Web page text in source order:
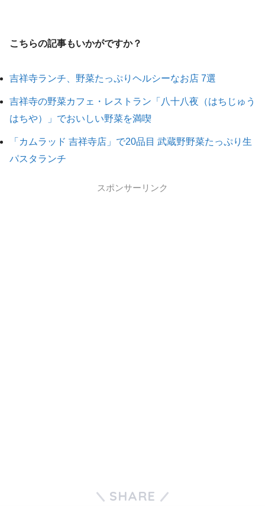
こちらの記事もいかがですか？
吉祥寺ランチ、野菜たっぷりヘルシーなお店 7選
吉祥寺の野菜カフェ・レストラン「八十八夜（はちじゅう
はちや）」でおいしい野菜を満喫
「カムラッド 吉祥寺店」で20品目 武蔵野野菜たっぷり生
パスタランチ
スポンサーリンク
SHARE